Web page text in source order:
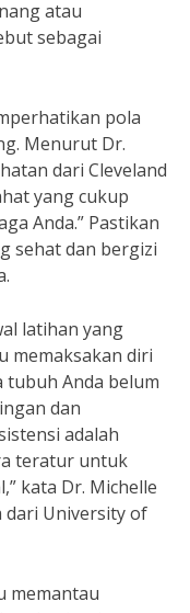
atau
sebagai
pola
Menurut Dr.
dari Cleveland
yang cukup
Anda.” Pastikan
sehat dan bergizi
latihan yang
memaksakan diri
Anda belum
dan
adalah
teratur untuk
kata Dr. Michelle
dari University of
memantau